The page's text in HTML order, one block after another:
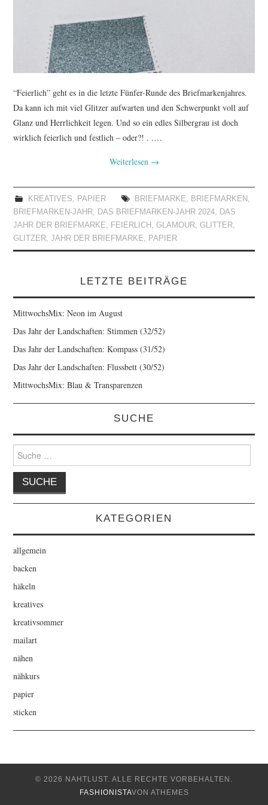
WORKSHOPS
PAPIERLIEBE AM
IMPRESSUM
“Feierlich” geht es in die letzte Fünfer-Runde des Briefmarkenjahres.
Da kann ich mit viel Glitzer aufwarten und den Schwerpunkt voll auf
Glanz und Herrlichkeit legen. Und so ein edles Silbergrau ist doch
wirklich feierlich und festlich – oder?! . .…
Weiterlesen →
KREATIVES, PAPIER BRIEFMARKE, BRIEFMARKEN ,
BRIEFMARKEN-JAHR, DAS BRIEFMARKEN-JAHR 2024, DAS
JAHR DER BRIEFMARKE, FEIERLICH ,GLAMOUR,GLITTER,
GLITZER,JAHR DER BRIEFMARKE, PAPIER
LETZTE BEITRÄGE
MittwochsMix: Neon im August
Das Jahr der Landschaften: Stimmen (32/52)
Das Jahr der Landschaften: Kompass (31/52)
Das Jahr der Landschaften: Flussbett (30/52)
MittwochsMix: Blau & Transparenzen
SUCHE
Suche
nach:
KATEGORIEN
allgemein
backen
häkeln
kreatives
kreativsommer
mailart
nähen
nähkurs
papier
sticken
© 2026 NAHTLUST. ALLE RECHTE VORBEHALTEN.
FASHIONISTAVON ATHEMES